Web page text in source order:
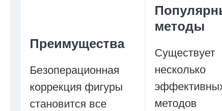
Преимущества
Безоперационная
коррекция фигуры
становится все
методы
Существует
несколько
методов